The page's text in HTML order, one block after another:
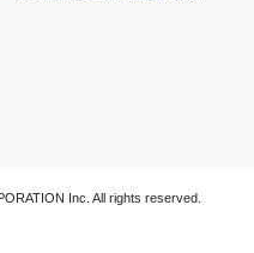
Inc. All rights reserved.